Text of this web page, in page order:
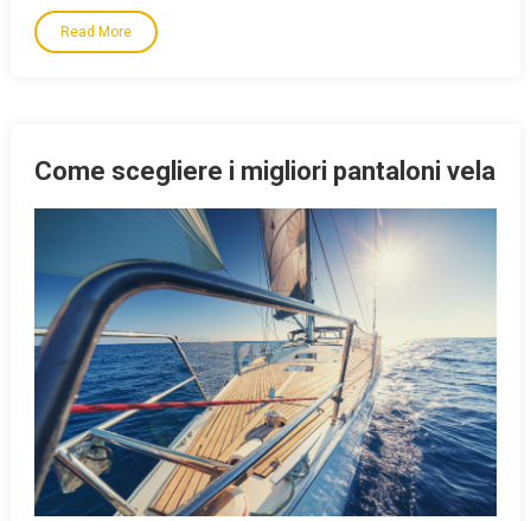
Read More
Come scegliere i migliori pantaloni vela